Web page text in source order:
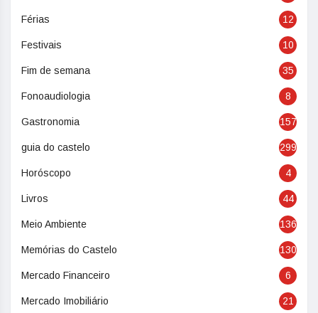
Férias 12
Festivais 10
Fim de semana 35
Fonoaudiologia 8
Gastronomia 157
guia do castelo 299
Horóscopo 4
Livros 44
Meio Ambiente 136
Memórias do Castelo 130
Mercado Financeiro 6
Mercado Imobiliário 21